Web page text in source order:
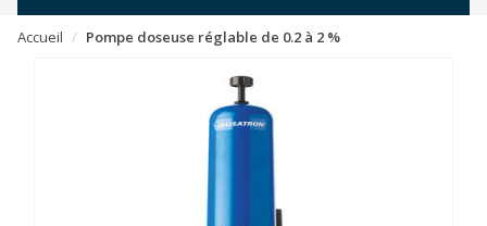
Accueil Pompe doseuse réglable de 0.2 à 2 %